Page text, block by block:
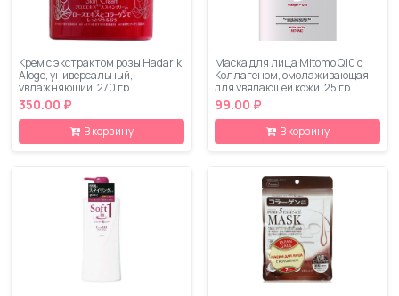
Крем с экстрактом розы Hadariki
Aloge, универсальный,
увлажняющий, 270 гр
350.00 ₽
В корзину
Маска для лица Mitomo Q10 c
Коллагеном, омолаживающая
для увядающей кожи, 25 гр
99.00 ₽
В корзину